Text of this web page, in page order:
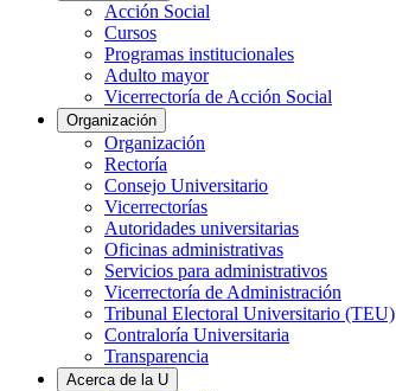
Acción Social
Cursos
Programas institucionales
Adulto mayor
Vicerrectoría de Acción Social
Organización
Organización
Rectoría
Consejo Universitario
Vicerrectorías
Autoridades universitarias
Oficinas administrativas
Servicios para administrativos
Vicerrectoría de Administración
Tribunal Electoral Universitario (TEU)
Contraloría Universitaria
Transparencia
Acerca de la U